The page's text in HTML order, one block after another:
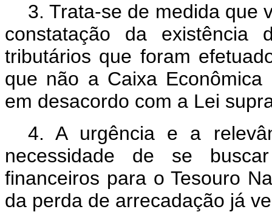
3. Trata-se de medida que
constatação da existência
tributários que foram
que não a Caixa
em desacordo com a Lei
4. A urgência e a
necessidade de se
financeiros para o Tesouro
da perda de arrecadação já